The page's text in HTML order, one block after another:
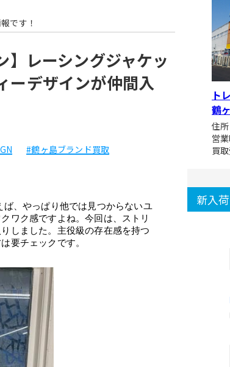
です！
】レーシングジャケッ
ーデザインが仲間入
#鶴ヶ島ブランド買取
、やっぱり他では見つからないユ
ワク感ですよね。今回は、ストリ
しました。主役級の存在感を持つ
要チェックです。
ト
鶴
住
営
買
新入